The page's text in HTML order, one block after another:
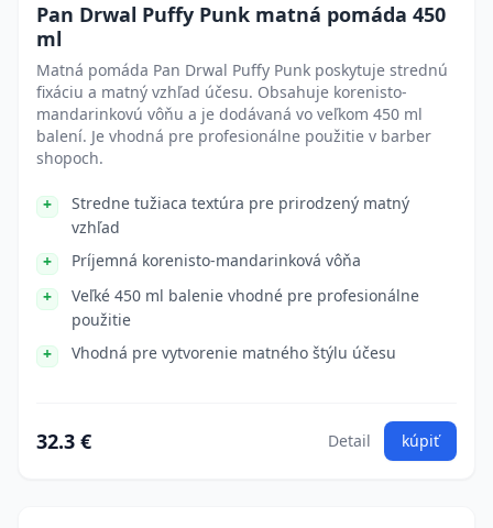
Pan Drwal Puffy Punk matná pomáda 450
ml
Matná pomáda Pan Drwal Puffy Punk poskytuje strednú
fixáciu a matný vzhľad účesu. Obsahuje korenisto-
mandarinkovú vôňu a je dodávaná vo veľkom 450 ml
balení. Je vhodná pre profesionálne použitie v barber
shopoch.
Stredne tužiaca textúra pre prirodzený matný
vzhľad
Príjemná korenisto-mandarinková vôňa
Veľké 450 ml balenie vhodné pre profesionálne
použitie
Vhodná pre vytvorenie matného štýlu účesu
32.3 € Detail kúpiť